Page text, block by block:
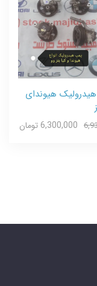
هیوندای
6,300,000 تومان